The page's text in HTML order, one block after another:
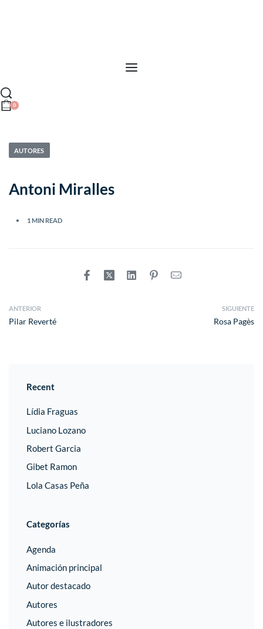
0
AUTORES
Antoni Miralles
1 MIN READ
ANTERIOR
Pilar Reverté
SIGUIENTE
Rosa Pagès
Recent
Lídia Fraguas
Luciano Lozano
Robert Garcia
Gibet Ramon
Lola Casas Peña
Categorías
Agenda
Animación principal
Autor destacado
Autores
Autores e ilustradores